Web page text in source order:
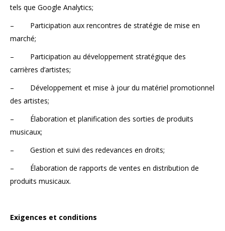
tels que Google Analytics;
– Participation aux rencontres de stratégie de mise en
marché;
– Participation au développement stratégique des
carrières d’artistes;
– Développement et mise à jour du matériel promotionnel
des artistes;
– Élaboration et planification des sorties de produits
musicaux;
– Gestion et suivi des redevances en droits;
– Élaboration de rapports de ventes en distribution de
produits musicaux.
Exigences et conditions